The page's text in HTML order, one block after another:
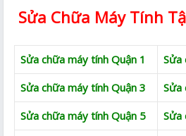
Sửa Chữa Máy Tính
Sửa chữa máy tính Quận 1
Sửa
Sửa chữa máy tính Quận 3
Sửa
Sửa chữa máy tính Quận 5
Sửa